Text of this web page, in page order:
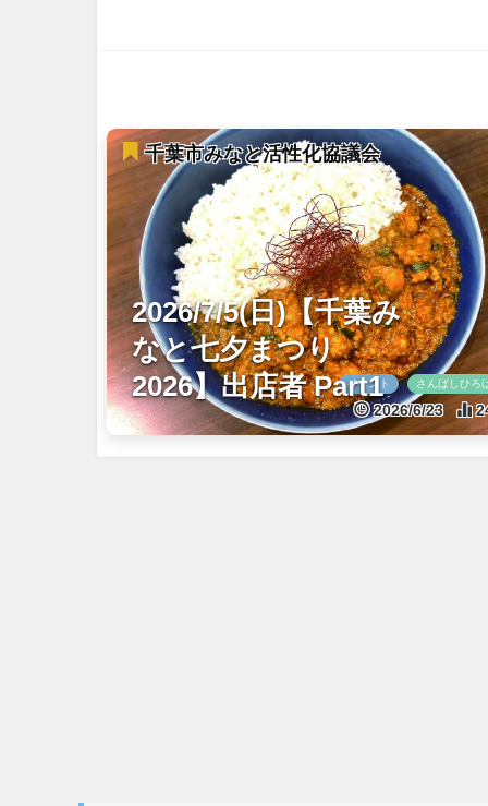
千葉市みなと活性化協議会
2026/7/5(日)【千葉み
なと七夕まつり
2026】出店者 Part1
イベント さんばしひろ
2026/6/23